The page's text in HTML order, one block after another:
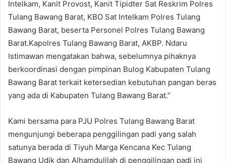
Intelkam, Kanit Provost, Kanit Tipidter Sat Reskrim Polres
Tulang Bawang Barat, KBO Sat Intelkam Polres Tulang
Bawang Barat, beserta Personel Polres Tulang Bawang
Barat.Kapolres Tulang Bawang Barat, AKBP. Ndaru
Istimawan mengatakan bahwa, sebelumnya pihaknya
berkoordinasi dengan pimpinan Bulog Kabupaten Tulang
Bawang Barat terkait ketersedian kebutuhan pangan beras
yang ada di Kabupaten Tulang Bawang Barat.”
Kami bersama para PJU Polres Tulang Bawang Barat
mengunjungi beberapa penggilingan padi yang salah
satunya berada di Tiyuh Marga Kencana Kec Tulang
Bawang Udik dan Alhamdulilah di penggilingan padi ini